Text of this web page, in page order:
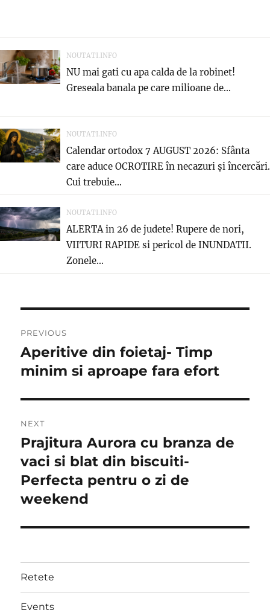
NOUTATI.INFO
NU mai gati cu apa calda de la robinet!
Greseala banala pe care milioane de...
NOUTATI.INFO
Calendar ortodox 7 AUGUST 2026: Sfânta
care aduce OCROTIRE în necazuri și încercări.
Cui trebuie...
NOUTATI.INFO
ALERTA in 26 de judete! Rupere de nori,
VIITURI RAPIDE si pericol de INUNDATII.
Zonele...
navigation
PREVIOUS
Previous
post:
Aperitive din foietaj- Timp
minim si aproape fara efort
NEXT
Next
post:
Prajitura Aurora cu branza de
vaci si blat din biscuiti-
Perfecta pentru o zi de
weekend
Retete
Events